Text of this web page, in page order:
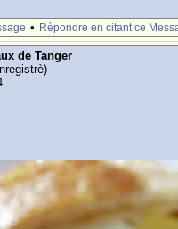
• Rèpondre en citant ce
de Tanger